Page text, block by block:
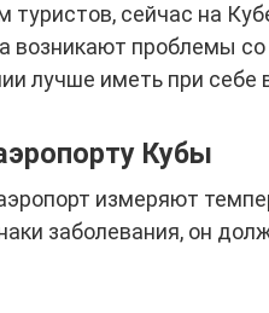
туристов, сейчас на
возникают проблемы
лучше иметь при себе
Кубы
измеряют
заболевания, он